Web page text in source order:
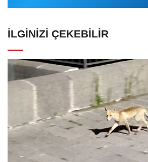
İLGINIZI ÇEKEBILIR